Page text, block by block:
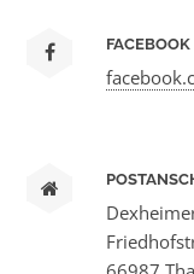
FACEBOOK